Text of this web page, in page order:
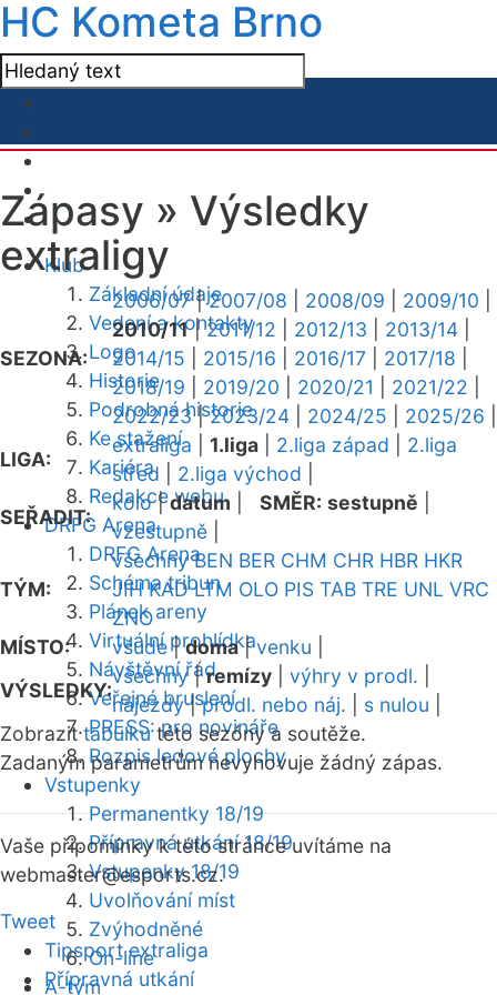
HC Kometa Brno
Klub
Základní údaje
Vedení a kontakty
Logo
Historie
Podrobná historie
Ke stažení
Kariéra
Redakce webu
DRFG Arena
DRFG Arena
Schéma tribun
Plánek areny
Virtuální prohlídka
Návštěvní řád
Veřejné bruslení
PRESS: pro novináře
Rozpis ledové plochy
Vstupenky
Permanentky 18/19
Přípravná utkání 18/19
Vstupenky 18/19
Uvolňování míst
Zvýhodněné
On-line
A-tým
Zápasy » Výsledky
extraligy
SEZONA:
2006/07|2007/08 2008/09 2009/10
2010/11|2011/12 2012/13 2013/14
2014/15
2015/16 2016/17 2017/18
2018/19
2019/20 2020/21 2021/22
2022/23|2023/24 2024/25 2025/26
LIGA:
extraliga 1.liga 2.liga západ
2.liga
střed
2.liga východ
SEŘADIT:
kolo|datum SMĚR: sestupně
vzestupně
TÝM:
všechny BEN BER CHM CHR HBR HKR
JIH KAD LTM OLO PIS TAB TRE UNL VRC
ZNO
MÍSTO:
všude|doma|venku
VÝSLEDKY:
všechny|remízy výhry v prodl.
nájezdy|prodl. nebo náj. s nulou
Zobrazittabulkutéto sezóny a soutěže.
Zadaným parametrům nevyhovuje žádný zápas.
Vaše připomínky k této stránce uvítáme na
webmaster@esports.cz.
Tweet
Tipsport extraliga
Přípravná utkání